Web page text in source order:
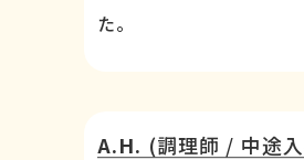
た。
A.H. (調理師 / 中途